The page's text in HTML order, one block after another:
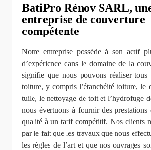
BatiPro Rénov SARL,
entreprise de couverture
compétente
Notre entreprise possède à son actif
d’expérience dans le domaine de la
signifie que nous pouvons réaliser tous
toiture, y compris l’étanchéité toiture, le
tuile, le nettoyage de toit et l’hydrofuge
nous évertuons à fournir des
qualité à un tarif compétitif. Nos clients
par le fait que les travaux que nous
les règles de l’art et que nos ouvrages